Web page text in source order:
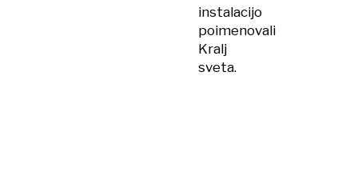
instalacijo
poimenovali
Kralj
sveta.